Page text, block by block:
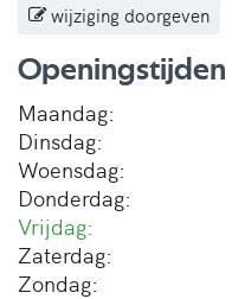
wijziging doorgeven
Openingstijden
Maandag:
Dinsdag:
Woensdag:
Donderdag:
Vrijdag:
Zaterdag:
Zondag: